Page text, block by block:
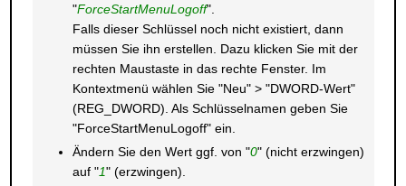
"ForceStartMenuLogoff".
Falls dieser Schlüssel noch nicht existiert, dann
müssen Sie ihn erstellen. Dazu klicken Sie mit der
rechten Maustaste in das rechte Fenster. Im
Kontextmenü wählen Sie "Neu" > "DWORD-Wert"
(REG_DWORD). Als Schlüsselnamen geben Sie
"ForceStartMenuLogoff" ein.
Ändern Sie den Wert ggf. von "0" (nicht erzwingen)
auf "1" (erzwingen).